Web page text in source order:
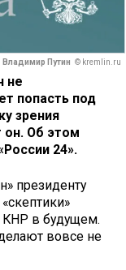
Владимир Путин © kremlin.ru
не
попасть под
зрения
он. Об этом
24».
президенту
КНР в будущем.
вовсе не